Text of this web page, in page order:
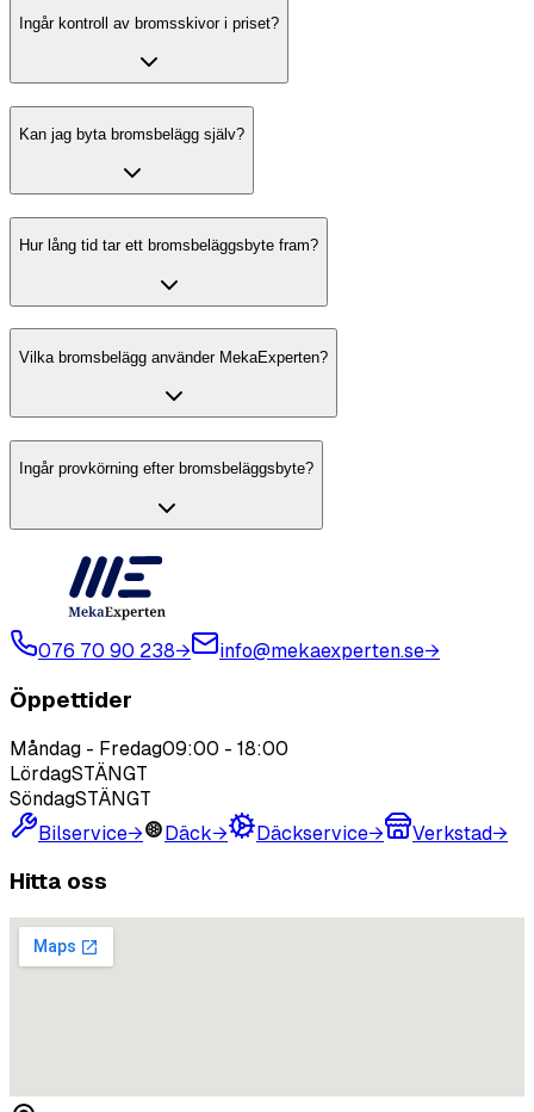
Ingår kontroll av bromsskivor i priset?
Kan jag byta bromsbelägg själv?
Hur lång tid tar ett bromsbeläggsbyte fram?
Vilka bromsbelägg använder MekaExperten?
Ingår provkörning efter bromsbeläggsbyte?
076 70 90 238→ info@mekaexperten.se→
Öppettider
Måndag - Fredag09:00 - 18:00
LördagSTÄNGT
SöndagSTÄNGT
Bilservice→ Däck→ Däckservice→ Verkstad→
Hitta oss